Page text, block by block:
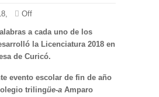
Off
a cada uno de los
la Licenciatura 2018 en
de Curicó.
evento escolar de fin de año
trilingüe-a Amparo